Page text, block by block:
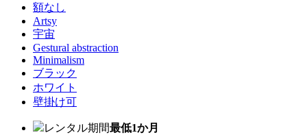
額なし
Artsy
宇宙
Gestural abstraction
Minimalism
ブラック
ホワイト
壁掛け可
レンタル期間最低1か月